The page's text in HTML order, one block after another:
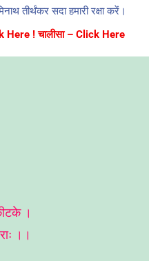
तीर्थंकर सदा हमारी रक्षा करें।
! चालीसा – Click Here
।
।।